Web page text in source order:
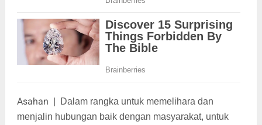
Asahan
Dalam rangka untuk memelihara dan
menjalin hubungan baik dengan masyarakat, untuk